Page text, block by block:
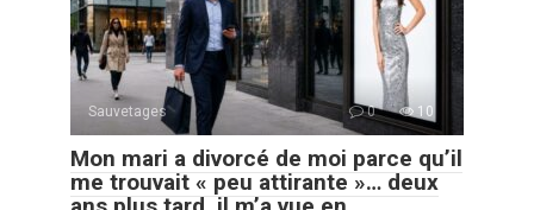
Sauvetages 0 10
Mon mari a divorcé de moi parce qu’il
me trouvait « peu attirante »… deux